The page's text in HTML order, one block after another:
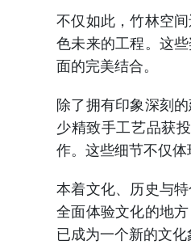
不仅如此，竹林空
色未来的工程。这
面的完美结合。
除了拥有印象深刻
少精致手工艺品获
作。这些细节不仅体
本着文化、历史与
全面体验文化的地
已成为一个新的文